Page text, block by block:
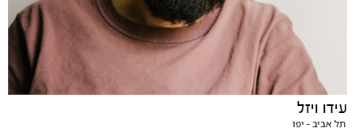
עידו ויזל
תל אביב - יפו